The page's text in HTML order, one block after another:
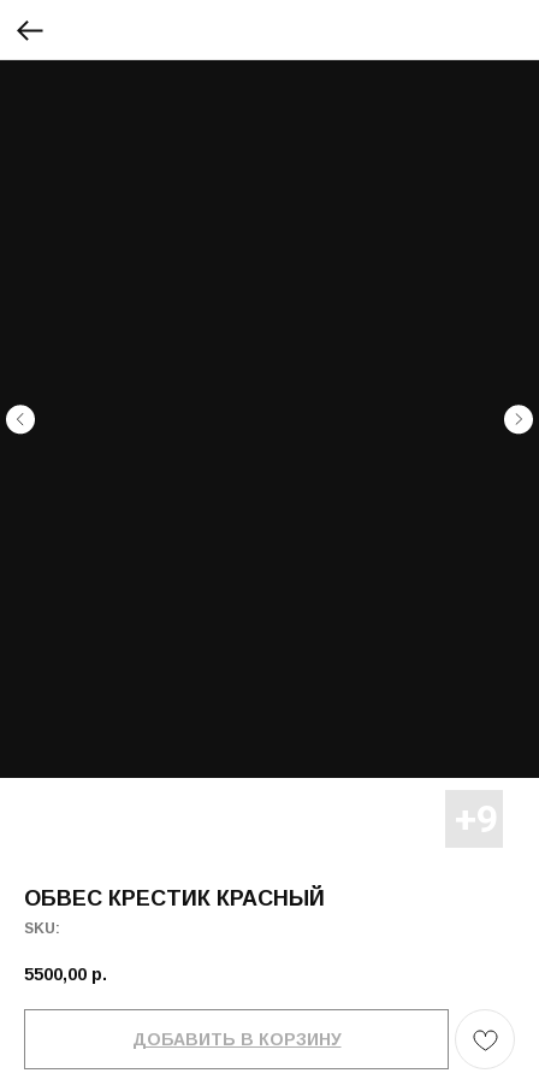
ОБВЕС КРЕСТИК КРАСНЫЙ
SKU:
5500,00 р.
ДОБАВИТЬ В КОРЗИНУ